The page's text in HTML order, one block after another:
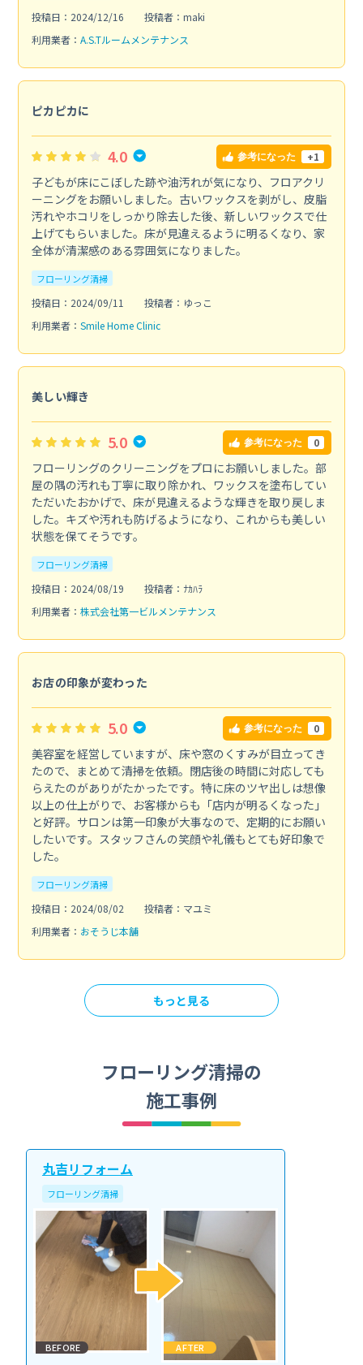
投稿日：2024/12/16
投稿者：maki
利用業者： A.S.Tルームメンテナンス
ピカピカに
4.0 参考になった +1
子どもが床にこぼした跡や油汚れが気になり、フロアクリ
ーニングをお願いしました。古いワックスを剥がし、皮脂
汚れやホコリをしっかり除去した後、新しいワックスで仕
上げてもらいました。床が見違えるように明るくなり、家
全体が清潔感のある雰囲気になりました。
フローリング清掃
投稿日：2024/09/11
投稿者：ゆっこ
利用業者： Smile Home Clinic
美しい輝き
5.0 参考になった 0
フローリングのクリーニングをプロにお願いしました。部
屋の隅の汚れも丁寧に取り除かれ、ワックスを塗布してい
ただいたおかげで、床が見違えるような輝きを取り戻しま
した。キズや汚れも防げるようになり、これからも美しい
状態を保てそうです。
フローリング清掃
投稿日：2024/08/19
投稿者：ﾅｶﾊﾗ
利用業者： 株式会社第一ビルメンテナンス
お店の印象が変わった
5.0 参考になった 0
美容室を経営していますが、床や窓のくすみが目立ってき
たので、まとめて清掃を依頼。閉店後の時間に対応しても
らえたのがありがたかったです。特に床のツヤ出しは想像
以上の仕上がりで、お客様からも「店内が明るくなった」
と好評。サロンは第一印象が大事なので、定期的にお願い
したいです。スタッフさんの笑顔や礼儀もとても好印象で
した。
フローリング清掃
投稿日：2024/08/02
投稿者：マユミ
利用業者： おそうじ本舗
もっと見る
フローリング清掃の
施工事例
丸吉リフォーム
フローリング清掃
BEFORE AFTER